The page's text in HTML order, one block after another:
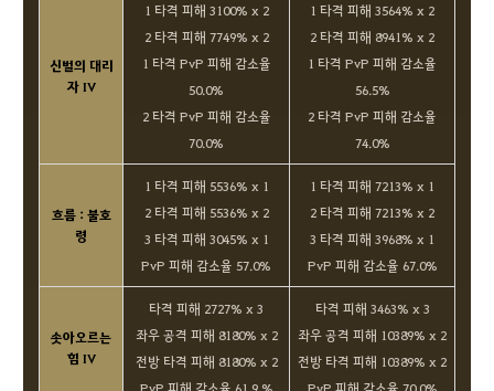
신벌의 대리
자 IV
1 타격 피해 3100% x 2
2 타격 피해 7749% x 2
1 타격 PvP 피해 감소율
50.0%
2 타격 PvP 피해 감소율
70.0%
1 타격 피해 3564% x 2
2 타격 피해 8941% x 2
1 타격 PvP 피해 감소율
56.5%
2 타격 PvP 피해 감소율
74.0%
흐름 : 불호
령
1 타격 피해 5536% x 1
2 타격 피해 5536% x 2
3 타격 피해 3045% x 1
PvP 피해 감소율 57.0%
1 타격 피해 7213% x 1
2 타격 피해 7213% x 2
3 타격 피해 3968% x 1
PvP 피해 감소율 67.0%
솟아오르는
힘 IV
타격 피해 2727% x 3
좌우 공격 피해 8180% x 2
전방 타격 피해 8180% x 2
타격 피해 3463% x 3
좌우 공격 피해 10389% x 2
전방 타격 피해 10389% x 2